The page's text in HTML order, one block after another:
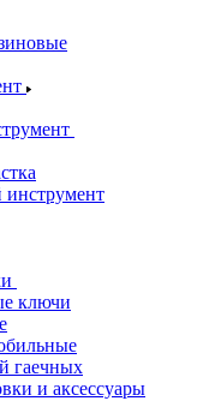
ключи
гаечных
и аксессуары